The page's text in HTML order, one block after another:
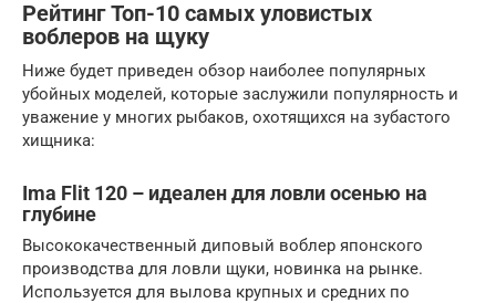
Рейтинг Топ-10 самых уловистых
воблеров на щуку
Ниже будет приведен обзор наиболее популярных
убойных моделей, которые заслужили популярность и
уважение у многих рыбаков, охотящихся на зубастого
хищника:
Ima Flit 120 – идеален для ловли осенью на
глубине
Высококачественный диповый воблер японского
производства для ловли щуки, новинка на рынке.
Используется для вылова крупных и средних по